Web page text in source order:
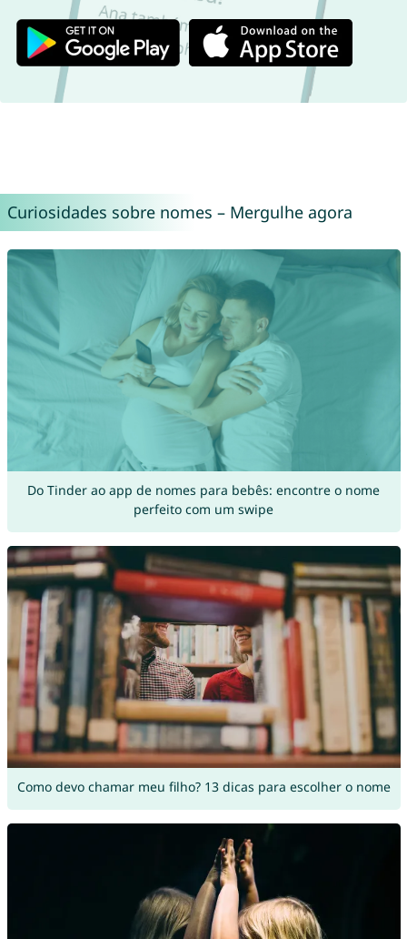
Curiosidades sobre nomes – Mergulhe agora
Do Tinder ao app de nomes para bebês: encontre o nome
perfeito com um swipe
Como devo chamar meu filho? 13 dicas para escolher o nome